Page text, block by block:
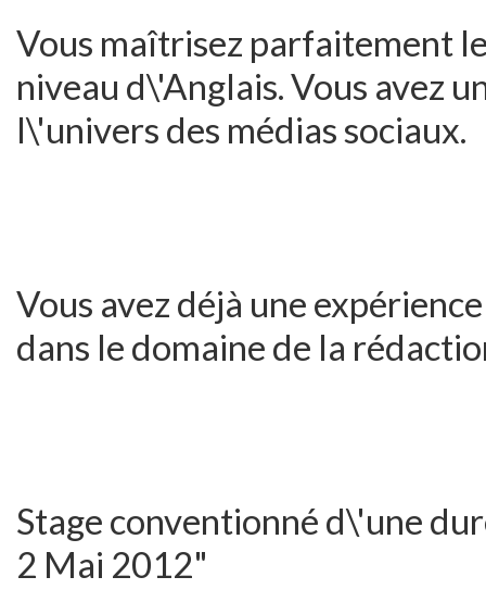
Vous maîtrisez parfaitement
niveau d\'Anglais. Vous avez
l\'univers des médias sociaux.
Vous avez déjà une
dans le domaine de la
Stage conventionné d\'une
2 Mai 2012"